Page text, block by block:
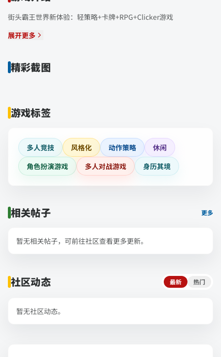
街头霸王世界新体验：轻策略+卡牌+RPG+Clicker游戏
展开更多
精彩截图
游戏标签
多人竞技 风格化 动作策略
休闲
角色扮演游戏
多人对战游戏 身历其境
相关帖子 更多
暂无相关帖子，可前往社区查看更多更新。
社区动态 最新 热门
暂无社区动态。